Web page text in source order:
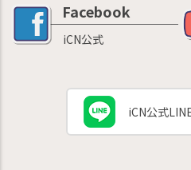
Facebook
iCN公式
iCN公式